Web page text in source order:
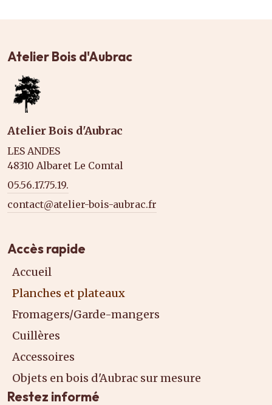
Atelier Bois d'Aubrac
Atelier Bois d'Aubrac
LES ANDES
48310 Albaret Le Comtal
05.56.17.75.19.
contact@atelier-bois-aubrac.fr
Accès rapide
Accueil
Planches et plateaux
Fromagers/Garde-mangers
Cuillères
Accessoires
Objets en bois d'Aubrac sur mesure
Restez informé